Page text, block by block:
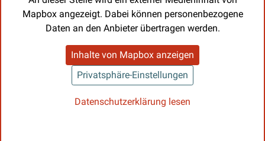
Mapbox angezeigt. Dabei können personenbezogene
Daten an den Anbieter übertragen werden.
Inhalte von Mapbox anzeigen
Privatsphäre-Einstellungen
Datenschutzerklärung lesen